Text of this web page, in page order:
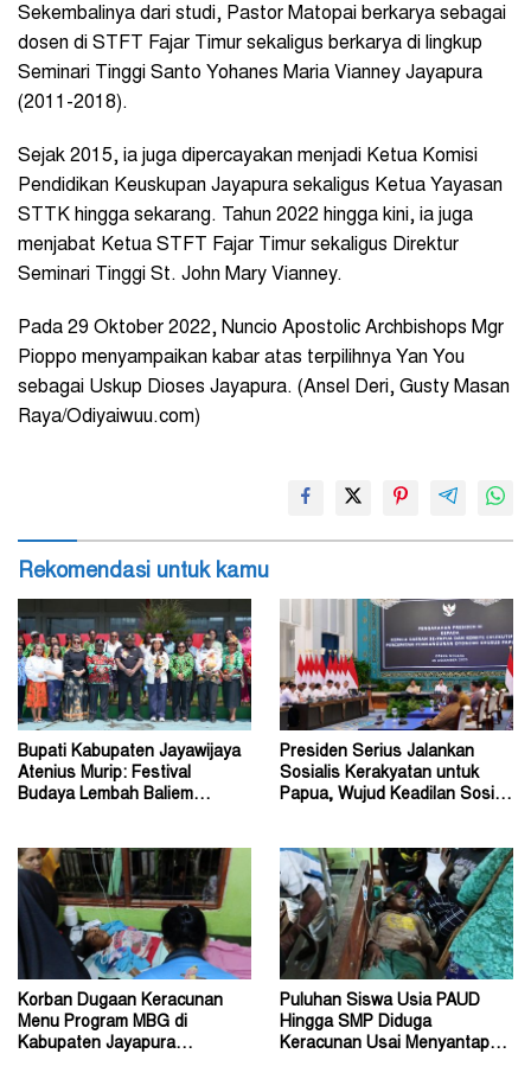
Sekembalinya dari studi, Pastor Matopai berkarya sebagai
dosen di STFT Fajar Timur sekaligus berkarya di lingkup
Seminari Tinggi Santo Yohanes Maria Vianney Jayapura
(2011-2018).
Sejak 2015, ia juga dipercayakan menjadi Ketua Komisi
Pendidikan Keuskupan Jayapura sekaligus Ketua Yayasan
STTK hingga sekarang. Tahun 2022 hingga kini, ia juga
menjabat Ketua STFT Fajar Timur sekaligus Direktur
Seminari Tinggi St. John Mary Vianney.
Pada 29 Oktober 2022, Nuncio Apostolic Archbishops Mgr
Pioppo menyampaikan kabar atas terpilihnya Yan You
sebagai Uskup Dioses Jayapura. (Ansel Deri, Gusty Masan
Raya/Odiyaiwuu.com)
Rekomendasi untuk kamu
Bupati Kabupaten Jayawijaya
Atenius Murip: Festival
Budaya Lembah Baliem
Presiden Serius Jalankan
Sosialis Kerakyatan untuk
Papua, Wujud Keadilan Sosial
Korban Dugaan Keracunan
Menu Program MBG di
Kabupaten Jayapura
Puluhan Siswa Usia PAUD
Hingga SMP Diduga
Keracunan Usai Menyantap